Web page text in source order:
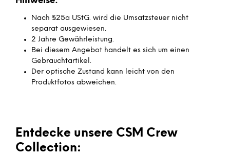
Nach §25a UStG. wird die Umsatzsteuer nicht
separat ausgewiesen.
2 Jahre Gewährleistung.
Bei diesem Angebot handelt es sich um einen
Gebrauchtartikel.
Der optische Zustand kann leicht von den
Produktfotos abweichen.
Entdecke unsere CSM Crew
Collection: